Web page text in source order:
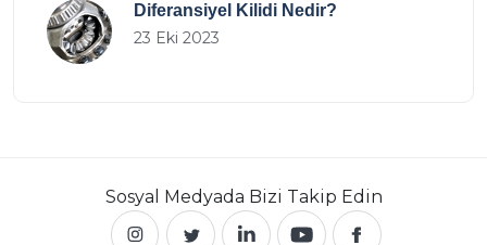
Diferansiyel Kilidi Nedir?
23 Eki 2023
Sosyal Medyada Bizi Takip Edin